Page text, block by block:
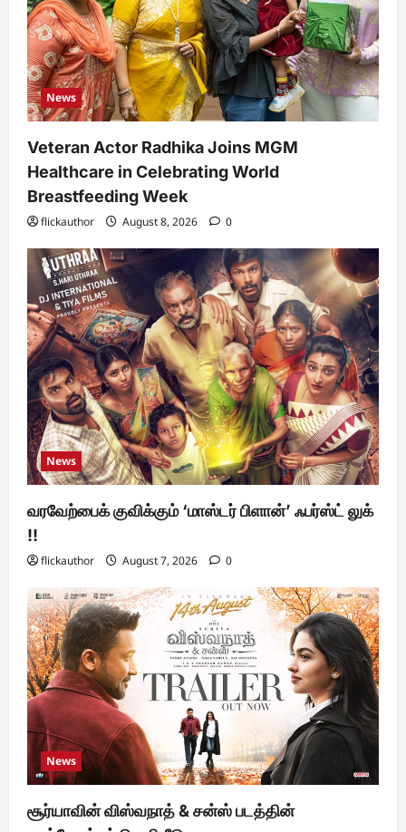
News
Veteran Actor Radhika Joins MGM
Healthcare in Celebrating World
Breastfeeding Week
flickauthor August 8, 2026 0
News
வரவேற்பைக் குவிக்கும் ‘மாஸ்டர் பிளான்’ ஃபர்ஸ்ட் லுக்
!!
flickauthor August 7, 2026 0
News
சூர்யாவின் விஸ்வநாத் & சன்ஸ் படத்தின்